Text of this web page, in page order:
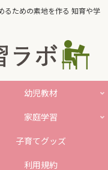
るための素地を作る 知育や学
幼児教材
家庭学習
子育てグッズ
利用規約